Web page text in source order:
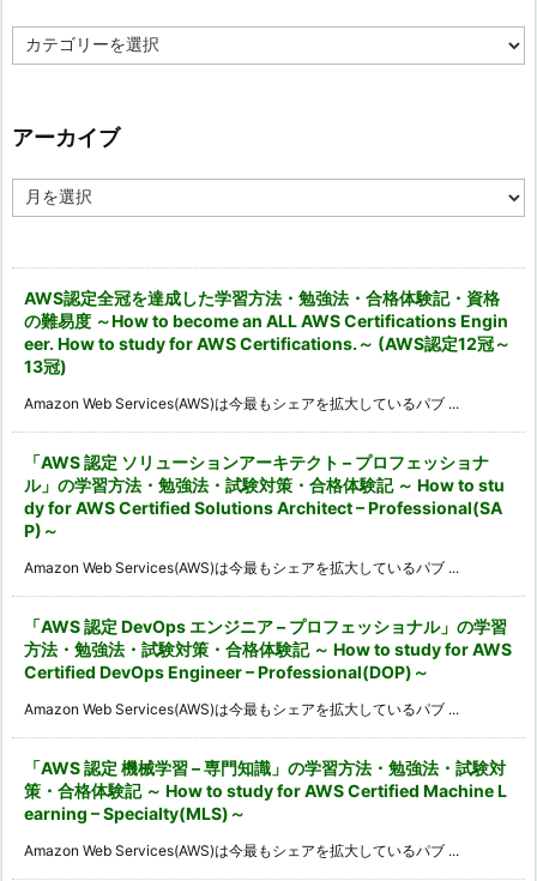
テ
ー
アーカイブ
ー
AWS認定全冠を達成した学習方法・勉強法・合格体験記・資格
の難易度 ～How to become an ALL AWS Certifications Engin
eer. How to study for AWS Certifications.～ (AWS認定12冠～
13冠)
Amazon Web Services(AWS)は今最もシェアを拡大しているパブ ...
「AWS 認定 ソリューションアーキテクト – プロフェッショナ
ル」の学習方法・勉強法・試験対策・合格体験記 ～ How to stu
dy for AWS Certified Solutions Architect – Professional(SA
P)～
Amazon Web Services(AWS)は今最もシェアを拡大しているパブ ...
「AWS 認定 DevOps エンジニア – プロフェッショナル」の学習
方法・勉強法・試験対策・合格体験記 ～ How to study for AWS
Certified DevOps Engineer – Professional(DOP)～
Amazon Web Services(AWS)は今最もシェアを拡大しているパブ ...
「AWS 認定 機械学習 – 専門知識」の学習方法・勉強法・試験対
策・合格体験記 ～ How to study for AWS Certified Machine L
earning – Specialty(MLS)～
Amazon Web Services(AWS)は今最もシェアを拡大しているパブ ...